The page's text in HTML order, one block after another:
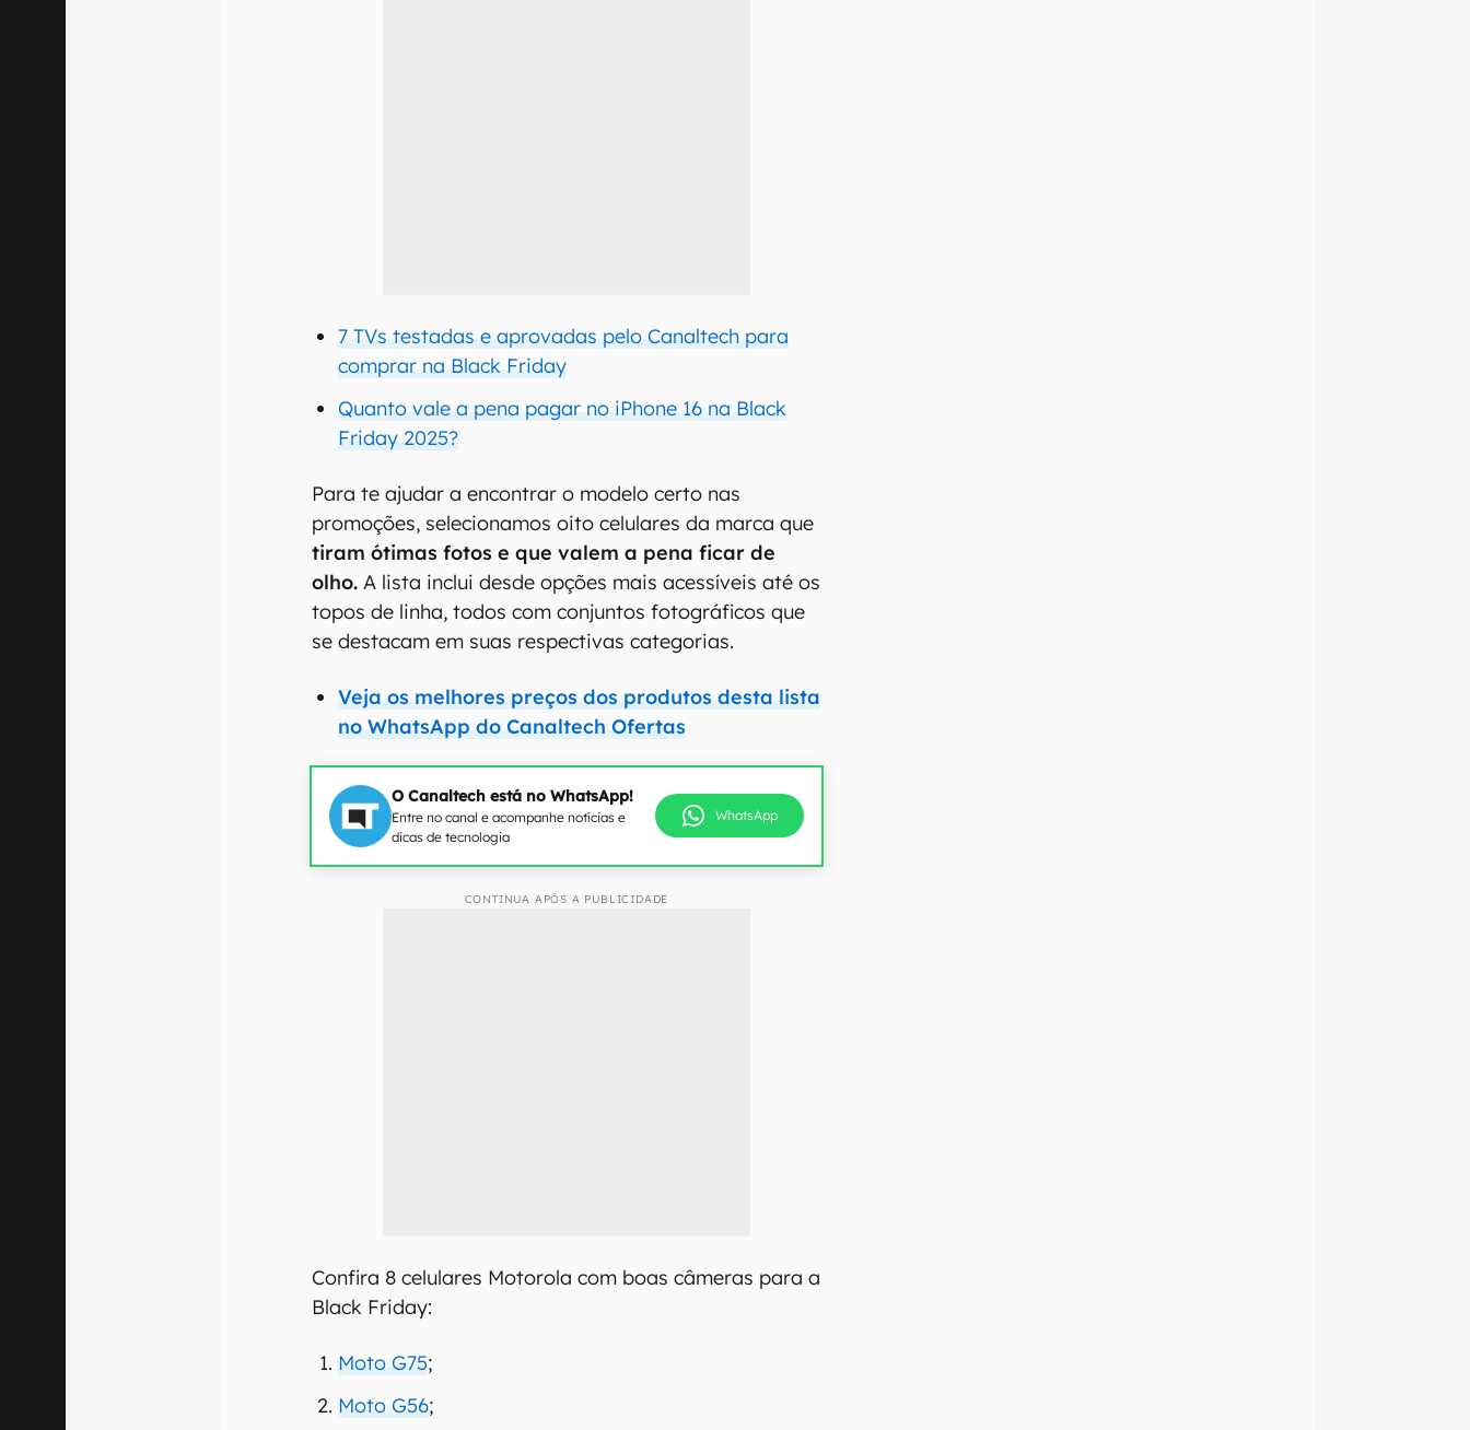
7 TVs testadas e aprovadas pelo Canaltech para
comprar na Black Friday
Quanto vale a pena pagar no iPhone 16 na Black
Friday 2025?
Para te ajudar a encontrar o modelo certo nas
promoções, selecionamos oito celulares da marca que
tiram ótimas fotos e que valem a pena ficar de
olho. A lista inclui desde opções mais acessíveis até os
topos de linha, todos com conjuntos fotográficos que
se destacam em suas respectivas categorias.
Veja os melhores preços dos produtos desta lista
no WhatsApp do Canaltech Ofertas
O Canaltech está no WhatsApp!
Entre no canal e acompanhe notícias e
dicas de tecnologia
WhatsApp
CONTINUA APÓS A PUBLICIDADE
Confira 8 celulares Motorola com boas câmeras para a
Black Friday:
Moto G75;
Moto G56;